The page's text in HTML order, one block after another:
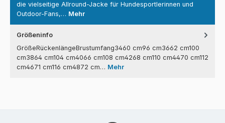
die vielseitige Allround-Jacke für Hundesportlerinnen und
Outdoor-Fans,… Mehr
Größeninfo
GrößeRückenlängeBrustumfang3460 cm96 cm3662 cm100
cm3864 cm104 cm4066 cm108 cm4268 cm110 cm4470 cm112
cm4671 cm116 cm4872 cm… Mehr